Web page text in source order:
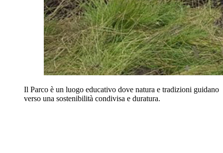
Il Parco è un luogo educativo dove natura e tradizioni guidano
verso una sostenibilità condivisa e duratura.